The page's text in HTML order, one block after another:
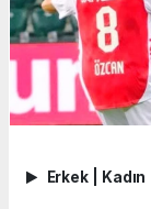
Erkek Kadın